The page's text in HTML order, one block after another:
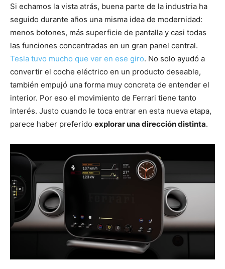
Si echamos la vista atrás, buena parte de la industria ha
seguido durante años una misma idea de modernidad:
menos botones, más superficie de pantalla y casi todas
las funciones concentradas en un gran panel central.
Tesla tuvo mucho que ver en ese giro. No solo ayudó a
convertir el coche eléctrico en un producto deseable,
también empujó una forma muy concreta de entender el
interior. Por eso el movimiento de Ferrari tiene tanto
interés. Justo cuando le toca entrar en esta nueva etapa,
parece haber preferido explorar una dirección distinta.